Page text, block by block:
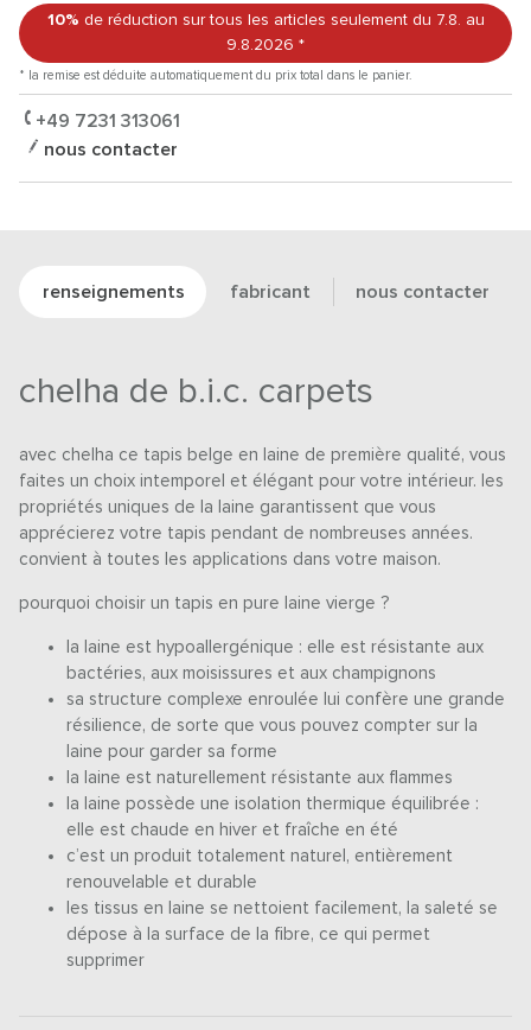
10% de réduction sur tous les articles seulement du 7.8. au
9.8.2026 *
* la remise est déduite automatiquement du prix total dans le panier.
+49 7231 313061
nous contacter
renseignements fabricant nous contacter
chelha de b.i.c. carpets
avec chelha ce tapis belge en laine de première qualité, vous
faites un choix intemporel et élégant pour votre intérieur. les
propriétés uniques de la laine garantissent que vous
apprécierez votre tapis pendant de nombreuses années.
convient à toutes les applications dans votre maison.
pourquoi choisir un tapis en pure laine vierge ?
la laine est hypoallergénique : elle est résistante aux
bactéries, aux moisissures et aux champignons
sa structure complexe enroulée lui confère une grande
résilience, de sorte que vous pouvez compter sur la
laine pour garder sa forme
la laine est naturellement résistante aux flammes
la laine possède une isolation thermique équilibrée :
elle est chaude en hiver et fraîche en été
c’est un produit totalement naturel, entièrement
renouvelable et durable
les tissus en laine se nettoient facilement, la saleté se
dépose à la surface de la fibre, ce qui permet
supprimer